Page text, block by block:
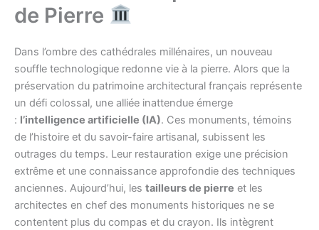
de Pierre
Dans l’ombre des cathédrales millénaires, un nouveau
souffle technologique redonne vie à la pierre. Alors que la
préservation du patrimoine architectural français représente
un défi colossal, une alliée inattendue émerge
: l’intelligence artificielle (IA). Ces monuments, témoins
de l’histoire et du savoir-faire artisanal, subissent les
outrages du temps. Leur restauration exige une précision
extrême et une connaissance approfondie des techniques
anciennes. Aujourd’hui, les tailleurs de pierre et les
architectes en chef des monuments historiques ne se
contentent plus du compas et du crayon. Ils intègrent